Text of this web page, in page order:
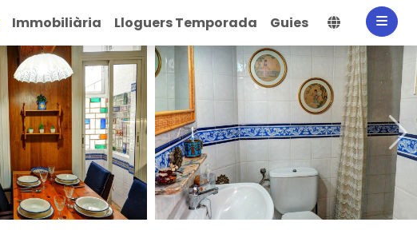
Immobiliària Lloguers Temporada Guies